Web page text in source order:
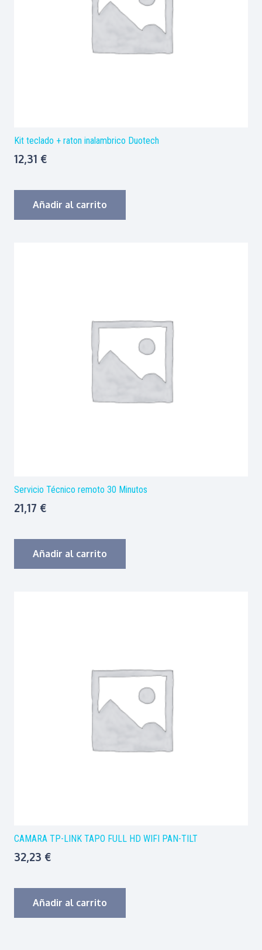
Kit teclado + raton inalambrico Duotech
12,31 €
Añadir al carrito
Servicio Técnico remoto 30 Minutos
21,17 €
Añadir al carrito
CAMARA TP-LINK TAPO FULL HD WIFI PAN-TILT
32,23 €
Añadir al carrito